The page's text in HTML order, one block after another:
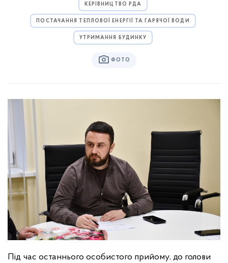
КЕРІВНИЦТВО РДА
ПОСТАЧАННЯ ТЕПЛОВОЇ ЕНЕРГІЇ ТА ГАРЯЧОЇ ВОДИ
УТРИМАННЯ БУДИНКУ
ФОТО
Під час останнього особистого прийому, до голови